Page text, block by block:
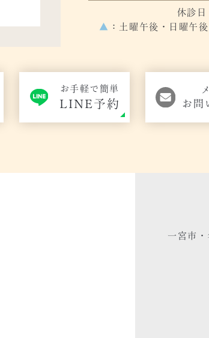
休診日
▲
：土曜午後・日曜午
お手軽で簡単
LINE予約 お問
一宮市